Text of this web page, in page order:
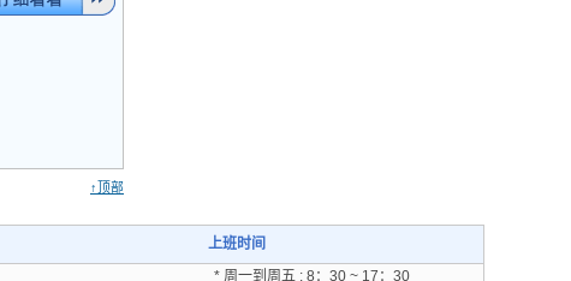
↑顶部
上班时间
* 周一到周五 : 8：30 ~ 17：30